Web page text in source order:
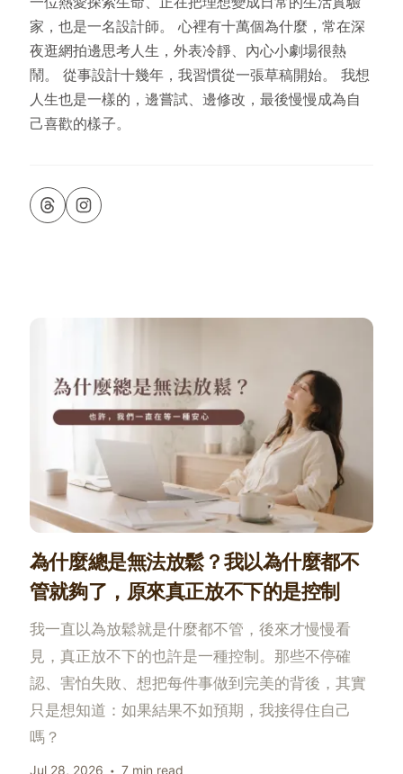
家，也是一名設計師。 心裡有十萬個為什麼，常在深
夜逛網拍邊思考人生，外表冷靜、內心小劇場很熱
鬧。 從事設計十幾年，我習慣從一張草稿開始。 我想
人生也是一樣的，邊嘗試、邊修改，最後慢慢成為自
己喜歡的樣子。
為什麼總是無法放鬆？我以為什麼都不
管就夠了，原來真正放不下的是控制
我一直以為放鬆就是什麼都不管，後來才慢慢看
見，真正放不下的也許是一種控制。那些不停確
認、害怕失敗、想把每件事做到完美的背後，其實
只是想知道：如果結果不如預期，我接得住自己
嗎？
Jul 28, 2026 7 min read